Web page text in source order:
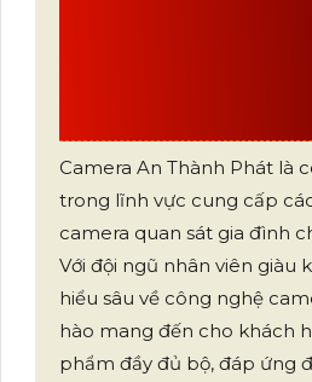
Camera An Thành Phát là
trong lĩnh vực cung cấp
camera quan sát gia đình
Với đội ngũ nhân viên giàu
hiểu sâu về công nghệ
hào mang đến cho khách
phẩm đầy đủ bộ, đáp ứng